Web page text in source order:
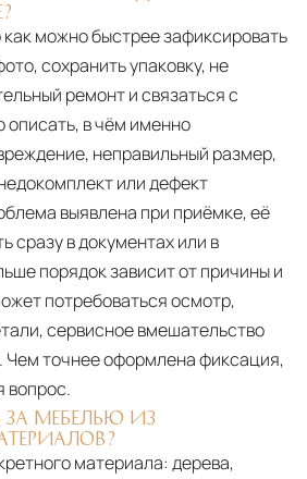
можно быстрее зафиксировать
сохранить упаковку, не
ремонт и связаться с
в чём именно
неправильный размер,
или дефект
выявлена при приёмке, её
сразу в документах или в
порядок зависит от причины и
потребоваться осмотр,
сервисное вмешательство
Чем точнее оформлена фиксация,
вопрос.
МЕБЕЛЬЮ ИЗ
материала: дерева,